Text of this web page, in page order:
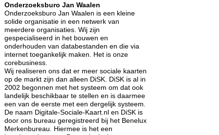
Onderzoeksburo Jan Waalen
Onderzoeksburo Jan Waalen is een kleine
solide organisatie in een netwerk van
meerdere organisaties. Wij zijn
gespecialiseerd in het bouwen en
onderhouden van databestanden en die via
internet toegankelijk maken. Het is onze
corebusiness.
Wij realiseren ons dat er meer sociale kaarten
op de markt zijn dan alleen DiSK. DiSK is al in
2002 begonnen met het systeem om dat ook
landelijk beschikbaar te stellen en is daarmee
een van de eerste met een dergelijk systeem.
De naam Digitale-Sociale-Kaart.nl en DiSK is
door ons bureau geregistreerd bij het Benelux
Merkenbureau. Hiermee is het een